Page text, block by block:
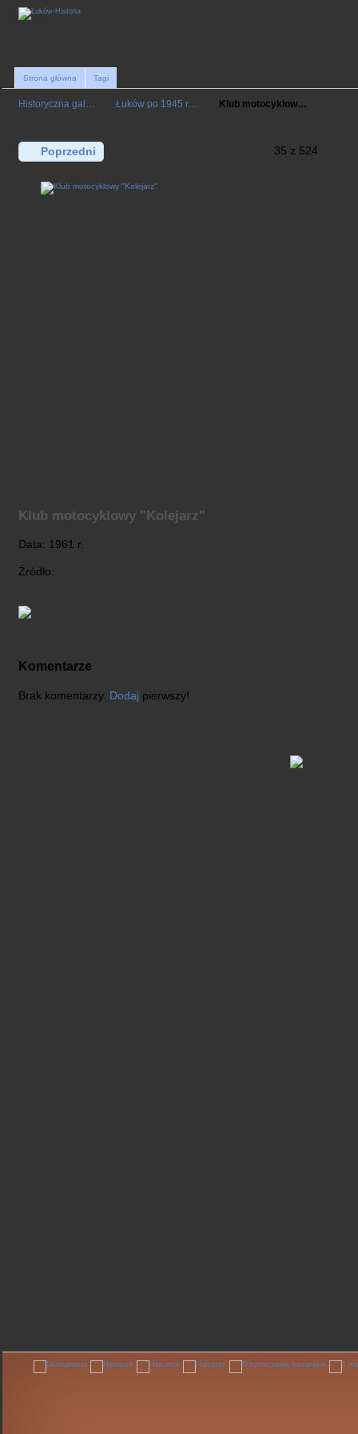
Strona główna Tagi
Historyczna gal… Łuków po 1945 r… Klub motocyklow…
Poprzedni 35 z 524
Klub motocyklowy "Kolejarz"
Data: 1961 r.
Źródło:
Komentarze
Brak komentarzy. Dodaj pierwszy!